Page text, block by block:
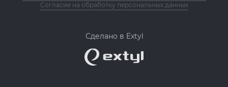
Согласие на обработку персональных данных
Сделано в Extyl